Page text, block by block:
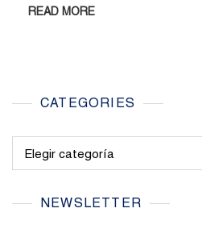
READ MORE
CATEGORIES
NEWSLETTER